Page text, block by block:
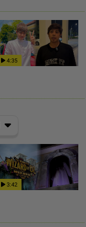
4:35
3:42